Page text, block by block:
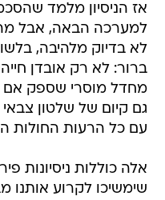
אז הניסיון מלמד
למערכה הבאה, אבל מה
לא בדיוק מלהיבה,
ברור: לא רק אובדן
מחדל מוסרי שספק
גם קיום של שלטון
עם כל הרעות החולות
אלה כוללות ניסיונות
שימשיכו לקרוע אותנו